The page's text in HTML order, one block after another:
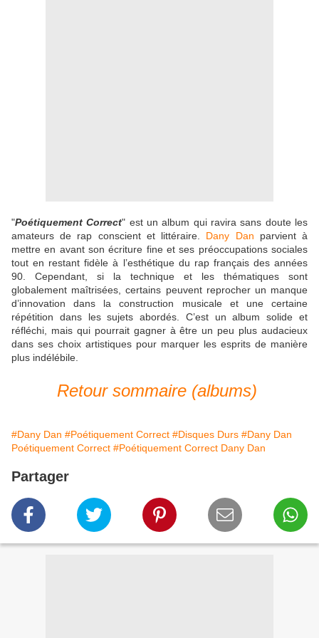
"Poétiquement Correct" est un album qui ravira sans doute les
amateurs de rap conscient et littéraire. Dany Dan parvient à
mettre en avant son écriture fine et ses préoccupations sociales
tout en restant fidèle à l’esthétique du rap français des années
90. Cependant, si la technique et les thématiques sont
globalement maîtrisées, certains peuvent reprocher un manque
d’innovation dans la construction musicale et une certaine
répétition dans les sujets abordés. C’est un album solide et
réfléchi, mais qui pourrait gagner à être un peu plus audacieux
dans ses choix artistiques pour marquer les esprits de manière
plus indélébile.
Retour sommaire (albums)
#Dany Dan #Poétiquement Correct #Disques Durs #Dany Dan
Poétiquement Correct #Poétiquement Correct Dany Dan
Partager